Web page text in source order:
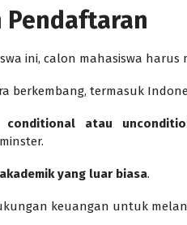
Pendaftaran
ini, calon mahasiswa harus
berkembang, termasuk
conditional atau
yang luar biasa.
keuangan untuk